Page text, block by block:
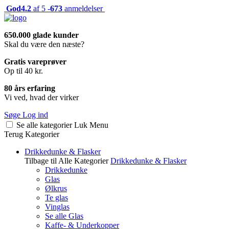
God4.2 af 5 -673 anmeldelser
650.000 glade kunder
Skal du være den næste?
Gratis vareprøver
Op til 40 kr.
80 års erfaring
Vi ved, hvad der virker
Søge Log ind
Se alle kategorier Luk Menu
Terug Kategorier
Drikkedunke & Flasker
Tilbage til Alle Kategorier Drikkedunke & Flasker
Drikkedunke
Glas
Ølkrus
Te glas
Vinglas
Se alle Glas
Kaffe- & Underkopper